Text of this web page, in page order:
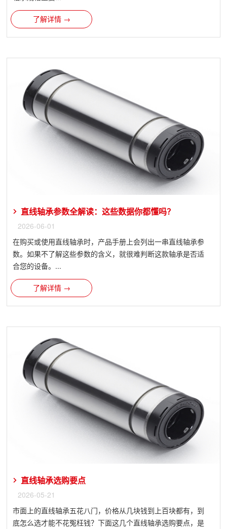
了解详情 →
直线轴承参数全解读：这些数据你都懂吗？
2026-06-01
在购买或使用直线轴承时，产品手册上会列出一串直线轴承参
数。如果不了解这些参数的含义，就很难判断这款轴承是否适
合您的设备。...
了解详情 →
直线轴承选购要点
2026-05-21
市面上的直线轴承五花八门，价格从几块钱到上百块都有，到
底怎么选才能不花冤枉钱？下面这几个直线轴承选购要点，是